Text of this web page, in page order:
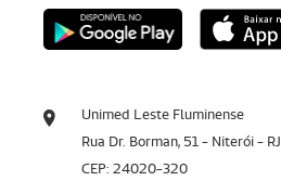
Unimed Leste Fluminense
Rua Dr. Borman, 51 - Niterói - RJ
CEP: 24020-320